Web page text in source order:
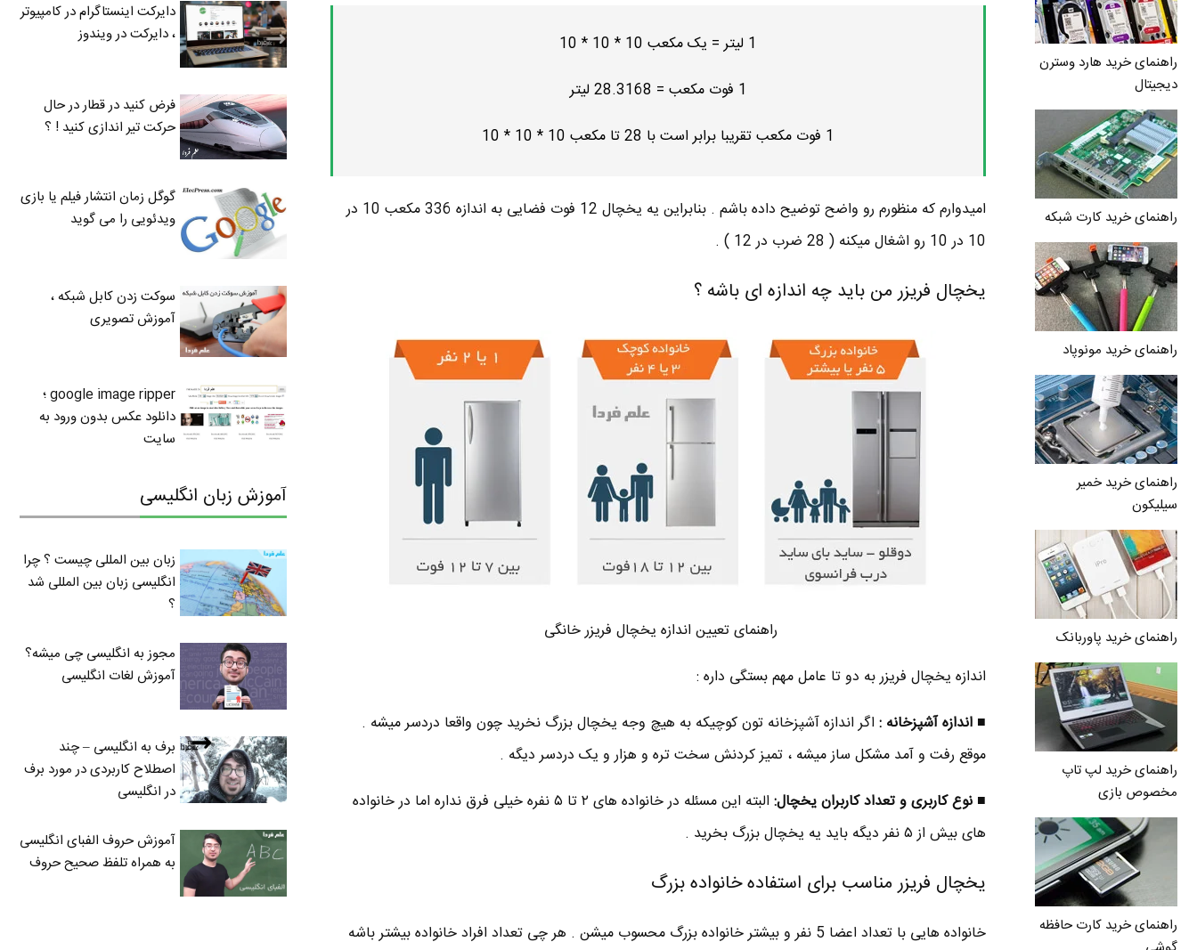
راهنمای خرید هارد وسترن
دیجیتال
راهنمای خرید کارت شبکه
راهنمای خرید مونوپاد
راهنمای خرید خمیر
سیلیکون
راهنمای خرید پاوربانک
راهنمای خرید لپ تاپ
مخصوص بازی
راهنمای خرید کارت حافظه
1 لیتر = یک مکعب 10 * 10 * 10
1 فوت مکعب = 28.3168 لیتر
1 فوت مکعب تقریبا برابر است با 28 تا مکعب 10 * 10 * 10
امیدوارم که منظورم رو واضح توضیح داده باشم . بنابراین یه یخچال 12 فوت فضایی به اندازه 336 مکعب 10 در
10 در 10 رو اشغال میکنه ( 28 ضرب در 12 ) .
یخچال فریزر من باید چه اندازه ای باشه ؟
راهنمای تعیین اندازه یخچال فریزر خانگی
اندازه یخچال فریزر به دو تا عامل مهم بستگی داره :
■ اندازه آشپزخانه : اگر اندازه آشپزخانه تون کوچیکه به هیچ وجه یخچال بزرگ نخرید چون واقعا دردسر میشه .
موقع رفت و آمد مشکل ساز میشه ، تمیز کردنش سخت تره و هزار و یک دردسر دیگه .
■ نوع کاربری و تعداد کاربران یخچال:
البته این مسئله در خانواده های ۲ تا ۵ نفره خیلی فرق نداره اما در خانواده
های بیش از ۵ نفر دیگه باید یه یخچال بزرگ بخرید .
یخچال فریزر مناسب برای استفاده خانواده بزرگ
خانواده هایی با تعداد اعضا 5 نفر و بیشتر خانواده بزرگ محسوب میشن . هر چی تعداد افراد خانواده بیشتر باشه
دایرکت اینستاگرام در کامپیوتر
، دایرکت در ویندوز
فرض کنید در قطار در حال
حرکت تیر اندازی کنید ! ؟
گوگل زمان انتشار فیلم یا بازی
ویدئویی را می گوید
سوکت زدن کابل شبکه ،
آموزش تصویری
google image ripper ؛
دانلود عکس بدون ورود به
سایت
آموزش زبان انگلیسی
زبان بین المللی چیست ؟ چرا
انگلیسی زبان بین المللی شد
؟
مجوز به انگلیسی چی میشه؟
آموزش لغات انگلیسی
برف به انگلیسی – چند
اصطلاح کاربردی در مورد برف
در انگلیسی
آموزش حروف الفبای انگلیسی
به همراه تلفظ صحیح حروف